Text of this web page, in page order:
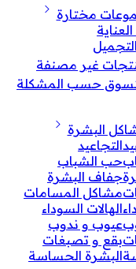
مختارة
غير مصنفة
حسب المشكلة
البشرة
التجاعيد
حب الشباب
جفاف البشرة
مشاكل المسامات
الهالات السوداء
عيوب و ندوب
بقع و تصبغات
البشرة الحساسة